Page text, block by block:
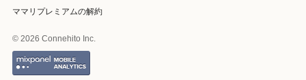
ママリプレミアムの解約
© 2026 Connehito Inc.